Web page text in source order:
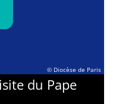
© Diocèse de Paris
du Pape